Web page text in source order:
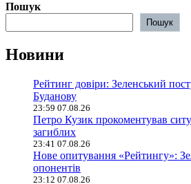
Пошук
Пошук
Новини
Рейтинг довіри: Зеленський
Буданову
23:59 07.08.26
Петро Кузик прокоментував
загиблих
23:41 07.08.26
Нове опитування «Рейтингу»:
опонентів
23:12 07.08.26